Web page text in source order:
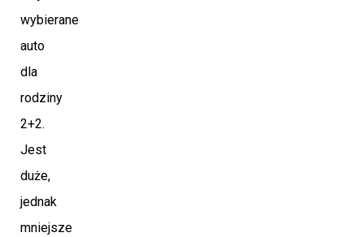
wybierane
auto
dla
rodziny
2+2.
Jest
duże,
jednak
mniejsze